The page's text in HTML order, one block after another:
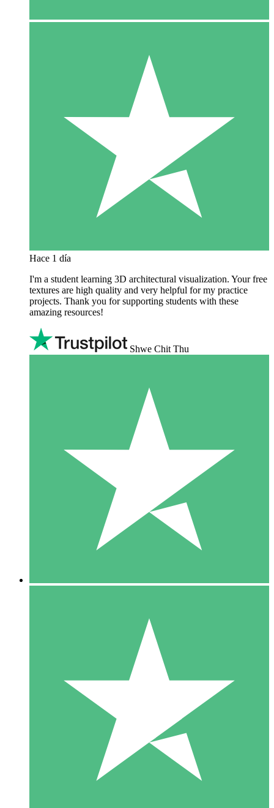
Hace 1 día
I'm a student learning 3D architectural visualization. Your free
textures are high quality and very helpful for my practice
projects. Thank you for supporting students with these
amazing resources!
Shwe Chit Thu